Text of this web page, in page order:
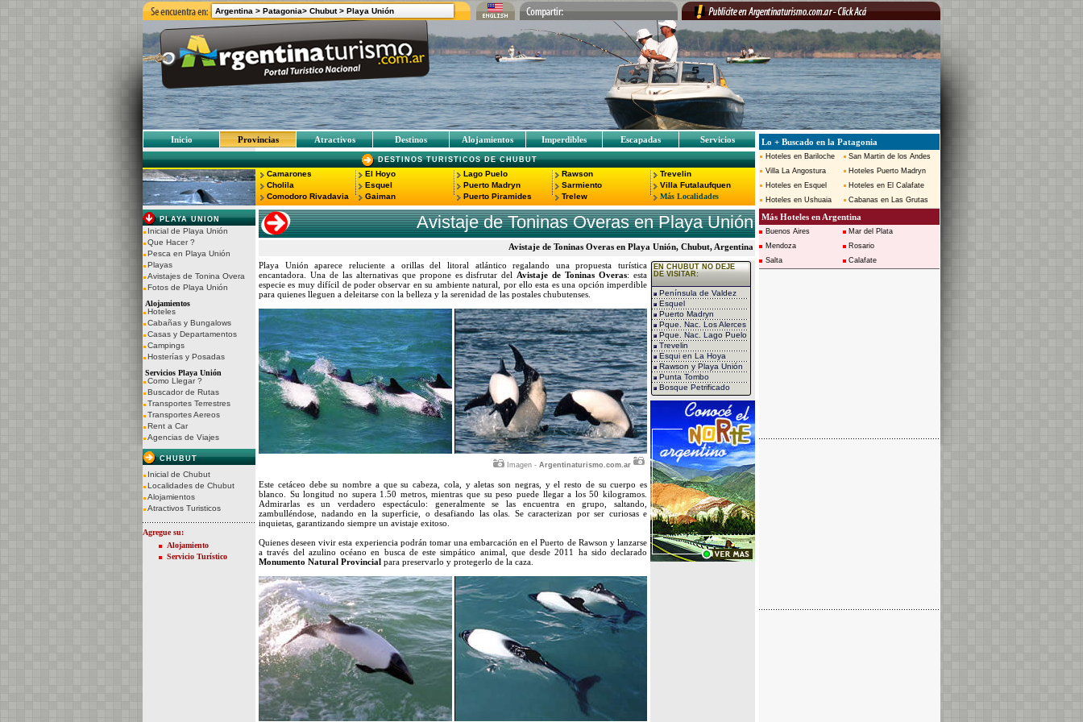
Argentina > Patagonia> Chubut> Playa Unión
Inicio Provincias Atractivos Destinos Alojamientos Imperdibles Escapadas Servicios
DESTINOS TURISTICOS DE CHUBUT
Camarones
Cholila
Comodoro Rivadavia
El Hoyo
Esquel
Gaiman
Lago Puelo
Puerto Madryn
Puerto Piramides
Rawson
Sarmiento
Trelew
Trevelin
Villa Futalaufquen
Más Localidades
PLAYA UNION
Inicial de Playa Unión
Que Hacer ?
Pesca en Playa Unión
Playas
Avistajes de Tonina Overa
Fotos de Playa Unión
Alojamientos
Hoteles
Cabañas y Bungalows
Casas y Departamentos
Campings
Hosterías y Posadas
Servicios Playa Unión
Como Llegar ?
Buscador de Rutas
Transportes Terrestres
Transportes Aereos
Rent a Car
Agencias de Viajes
CHUBUT
Inicial de Chubut
Localidades de Chubut
Alojamientos
Atractivos Turisticos
Agregue su:
Alojamiento
Servicio Turístico
Avistaje de Toninas Overas en Playa Unión
Avistaje de Toninas Overas en Playa Unión, Chubut, Argentina
Playa Unión aparece reluciente a orillas del litoral atlántico regalando una propuesta turística
encantadora. Una de las alternativas que propone es disfrutar del Avistaje de Toninas Overas: esta
especie es muy difícil de poder observar en su ambiente natural, por ello esta es una opción imperdible
para quienes lleguen a deleitarse con la belleza y la serenidad de las postales chubutenses.
Imagen - Argentinaturismo.com.ar
Este cetáceo debe su nombre a que su cabeza, cola, y aletas son negras, y el resto de su cuerpo es
blanco. Su longitud no supera 1.50 metros, mientras que su peso puede llegar a los 50 kilogramos.
Admirarlas es un verdadero espectáculo: generalmente se las encuentra en grupo, saltando,
zambulléndose, nadando en la superficie, o desafiando las olas. Se caracterizan por ser curiosas e
inquietas, garantizando siempre un avistaje exitoso.
Quienes deseen vivir esta experiencia podrán tomar una embarcación en el Puerto de Rawson y lanzarse
a través del azulino océano en busca de este simpático animal, que desde 2011 ha sido declarado
Monumento Natural Provincial para preservarlo y protegerlo de la caza.
EN CHUBUT NO DEJE
DE VISITAR:
Península de Valdez
Esquel
Puerto Madryn
Pque. Nac. Los Alerces
Pque. Nac. Lago Puelo
Trevelin
Esqui en La Hoya
Rawson y Playa Unión
Punta Tombo
Bosque Petrificado
Lo + Buscado en la Patagonia
Hoteles en Bariloche
San Martin de los Andes
Villa La Angostura
Hoteles Puerto Madryn
Hoteles en Esquel
Hoteles en El Calafate
Hoteles en Ushuaia
Cabanas en Las Grutas
Más Hoteles en Argentina
Buenos Aires
Mar del Plata
Mendoza
Rosario
Salta
Calafate